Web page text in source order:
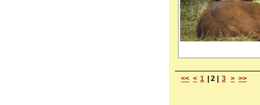
<< < 1 2 3 > >>